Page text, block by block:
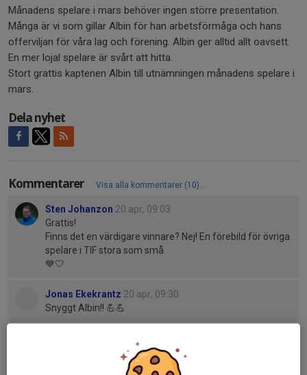
Månadens spelare i mars behöver ingen större presentation.
Många är vi som gillar Albin för han arbetsförmåga och hans
offerviljan för våra lag och förening. Albin ger alltid allt oavsett.
En mer lojal spelare är svårt att hitta.
Stort grattis kaptenen Albin till utnämningen månadens spelare i
mars.
Dela nyhet
Kommentarer Visa alla kommentarer (10)...
Sten Johanzon 20 apr, 09:03
Grattis!
Finns det en värdigare vinnare? Nej! En förebild för övriga
spelare i TIF stora som små
💙🤍
Jonas Ekekrantz 20 apr, 09:30
Snyggt Albin!! 💪💪